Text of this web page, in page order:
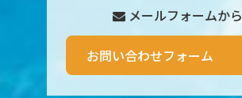
2024年12月
メールフォームから
お問い合わせフォーム